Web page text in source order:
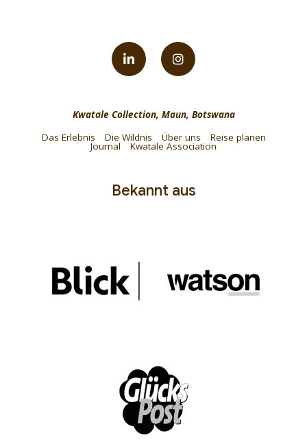
Kwatale Collection, Maun, Botswana
Das Erlebnis
Die Wildnis Über uns Reise planen
Journal Kwatale Association
Bekannt aus